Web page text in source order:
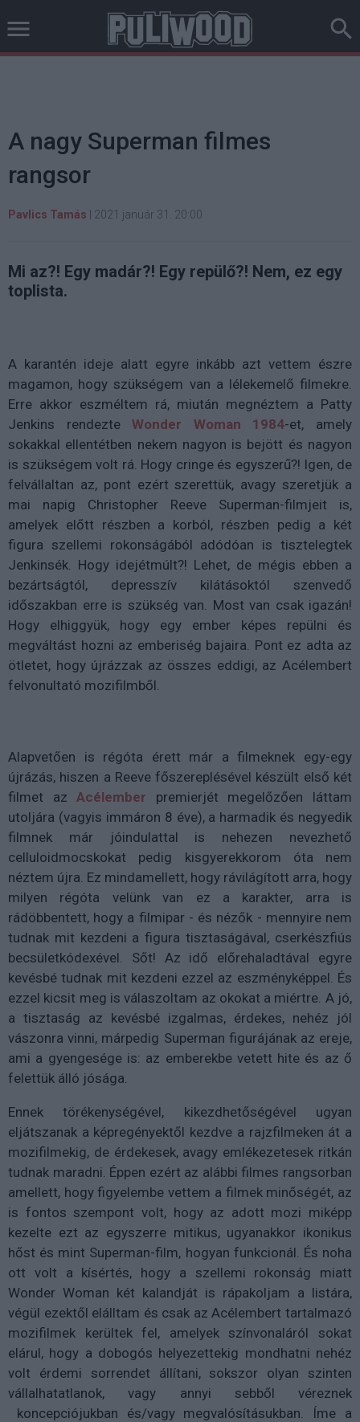
A nagy Superman filmes
rangsor
Pavlics Tamás 2021 január 31. 20:00
Mi az?! Egy madár?! Egy repülő?! Nem, ez egy
toplista.
A karantén ideje alatt egyre inkább azt vettem észre
magamon, hogy szükségem van a lélekemelő filmekre.
Erre akkor eszméltem rá, miután megnéztem a Patty
Jenkins rendezteWonder Woman 1984-et, amely
sokakkal ellentétben nekem nagyon is bejött és nagyon
is szükségem volt rá. Hogy cringe és egyszerű?! Igen, de
felvállaltan az, pont ezért szerettük, avagy szeretjük a
mai napig Christopher Reeve Superman-filmjeit is,
amelyek előtt részben a korból, részben pedig a két
figura szellemi rokonságából adódóan is tisztelegtek
Jenkinsék. Hogy idejétmúlt?! Lehet, de mégis ebben a
bezártságtól, depresszív kilátásoktól szenvedő
időszakban erre is szükség van. Most van csak igazán!
Hogy elhiggyük, hogy egy ember képes repülni és
megváltást hozni az emberiség bajaira. Pont ez adta az
ötletet, hogy újrázzak az összes eddigi, az Acélembert
felvonultató mozifilmből.
Alapvetően is régóta érett már a filmeknek egy-egy
újrázás, hiszen a Reeve főszereplésével készült első két
filmet azAcélember premierjét megelőzően láttam
utoljára (vagyis immáron 8 éve), a harmadik és negyedik
filmnek már jóindulattal is nehezen nevezhető
celluloidmocskokat pedig kisgyerekkorom óta nem
néztem újra. Ez mindamellett, hogy rávilágított arra, hogy
milyen régóta velünk van ez a karakter, arra is
rádöbbentett, hogy a filmipar - és nézők - mennyire nem
tudnak mit kezdeni a figura tisztaságával, cserkészfiús
becsületkódexével. Sőt! Az idő előrehaladtával egyre
kevésbé tudnak mit kezdeni ezzel az eszményképpel. És
ezzel kicsit meg is válaszoltam az okokat a miértre. A jó,
a tisztaság az kevésbé izgalmas, érdekes, nehéz jól
vászonra vinni, márpedig Superman figurájának az ereje,
ami a gyengesége is: az emberekbe vetett hite és az ő
felettük álló jósága.
Ennek törékenységével, kikezdhetőségével ugyan
eljátszanak a képregényektől kezdve a rajzfilmeken át a
mozifilmekig, de érdekesek, avagy emlékezetesek ritkán
tudnak maradni. Éppen ezért az alábbi filmes rangsorban
amellett, hogy figyelembe vettem a filmek minőségét, az
is fontos szempont volt, hogy az adott mozi miképp
kezelte ezt az egyszerre mitikus, ugyanakkor ikonikus
hőst és mint Superman-film, hogyan funkcionál. És noha
ott volt a kísértés, hogy a szellemi rokonság miatt
Wonder Woman két kalandját is rápakoljam a listára,
végül ezektől elálltam és csak az Acélembert tartalmazó
mozifilmek kerültek fel, amelyek színvonaláról sokat
elárul, hogy a dobogós helyezettekig mondhatni nehéz
volt érdemi sorrendet állítani, sokszor olyan szinten
vállalhatatlanok, vagy annyi sebből véreznek
koncepciójukban és/vagy megvalósításukban. Íme a